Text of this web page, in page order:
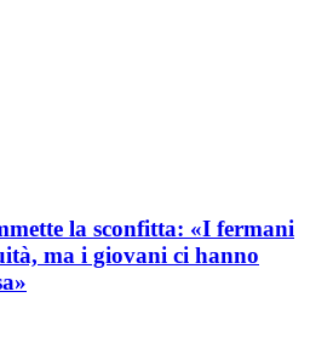
la sconfitta: «I fermani
ma i giovani ci hanno